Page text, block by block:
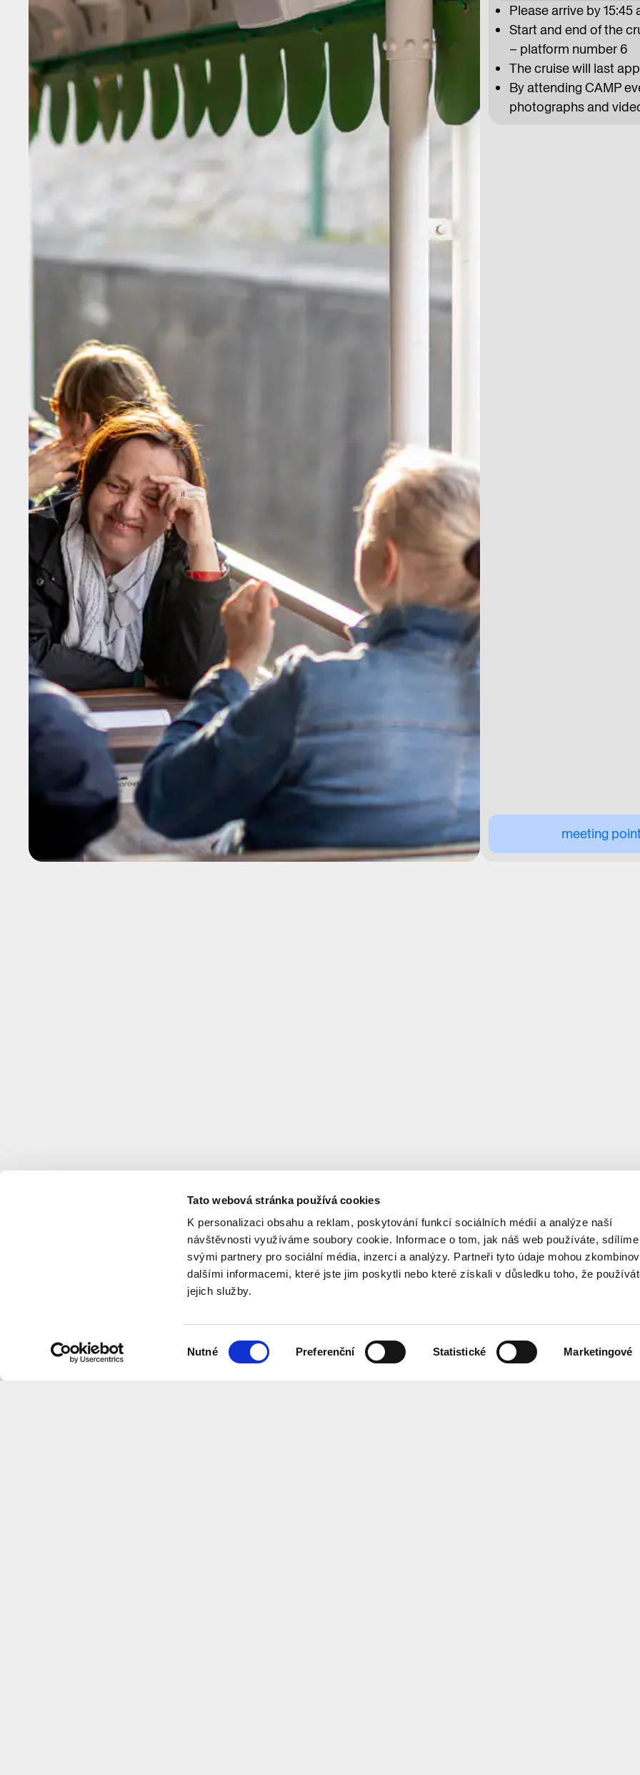
Tato webová stránka používá cookies
K personalizaci obsahu a reklam, poskytování funkcí sociálních médií a analýze naší
návštěvnosti využíváme soubory cookie. Informace o tom, jak náš web používáte,
svými partnery pro sociální média, inzerci a analýzy. Partneři tyto údaje mohou
dalšími informacemi, které jste jim poskytli nebo které získali v důsledku toho, že
jejich služby.
Nutné Preferenční Statistické Marketingové
program
Please arrive by
Start and end of the
– platform number 6
The cruise will last
By attending CAMP
photographs and
meeting